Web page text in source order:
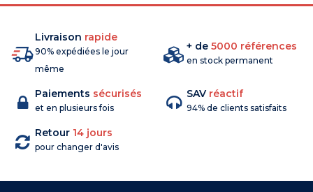
Livraison rapide
90% expédiées le jour
même
+ de 5000 références
en stock permanent
Paiements sécurisés
et en plusieurs fois
SAV réactif
94% de clients satisfaits
Retour 14 jours
pour changer d'avis